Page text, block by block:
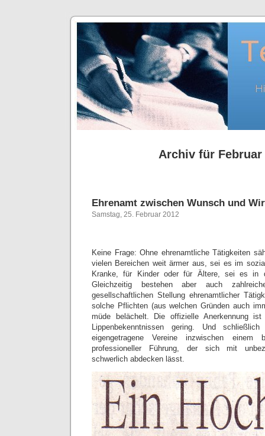
Archiv für Februar
Ehrenamt zwischen Wunsch und
Samstag, 25. Februar 2012
Keine Frage: Ohne ehrenamtliche Tätigkeiten
vielen Bereichen weit ärmer aus, sei es im
Kranke, für Kinder oder für Ältere, sei es in
Gleichzeitig bestehen aber auch
gesellschaftlichen Stellung ehrenamtlicher
solche Pflichten (aus welchen Gründen auch
müde belächelt. Die offizielle Anerkennung ist
Lippenbekenntnissen gering. Und schließlich
eigengetragene Vereine inzwischen einem
professioneller Führung, der sich mit
schwerlich abdecken lässt.